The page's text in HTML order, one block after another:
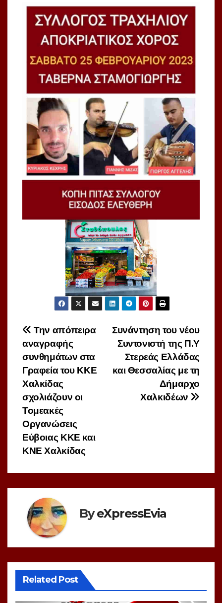
Πλοήγηση
άρθρων
Συνάντηση του νέου
Συντονιστή της Π.Υ
Στερεάς Ελλάδας
και Θεσσαλίας με τη
Δήμαρχο
Χαλκιδέων
Την απόπειρα
αναγραφής
συνθημάτων στα
Γραφεία του ΚΚΕ
Χαλκίδας
σχολιάζουν οι
Τομεακές
Οργανώσεις
Εύβοιας ΚΚΕ και
ΚΝΕ Χαλκίδας
ByeXpressEvia
Related Post